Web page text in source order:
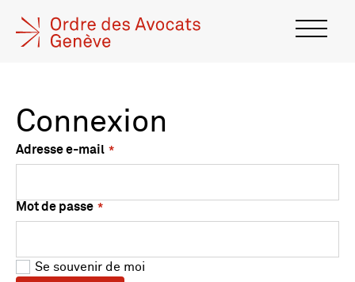
Connexion
Adresse e-mail
Mot de passe
Se souvenir de moi